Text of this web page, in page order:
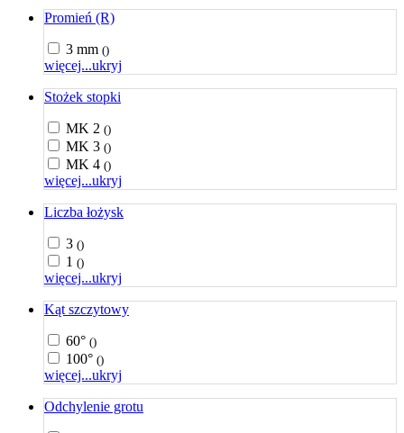
Promień (R)
3 mm ()
więcej...ukryj
Stożek stopki
MK 2 ()
MK 3 ()
MK 4 ()
więcej...ukryj
Liczba łożysk
3 ()
1 ()
więcej...ukryj
Kąt szczytowy
60° ()
100° ()
więcej...ukryj
Odchylenie grotu